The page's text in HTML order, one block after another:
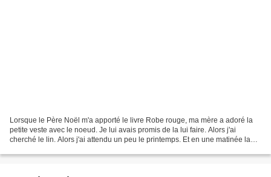
Lorsque le Père Noël m'a apporté le livre Robe rouge, ma mère a adoré la
petite veste avec le noeud. Je lui avais promis de la lui faire. Alors j'ai
cherché le lin. Alors j'ai attendu un peu le printemps. Et en une matinée la